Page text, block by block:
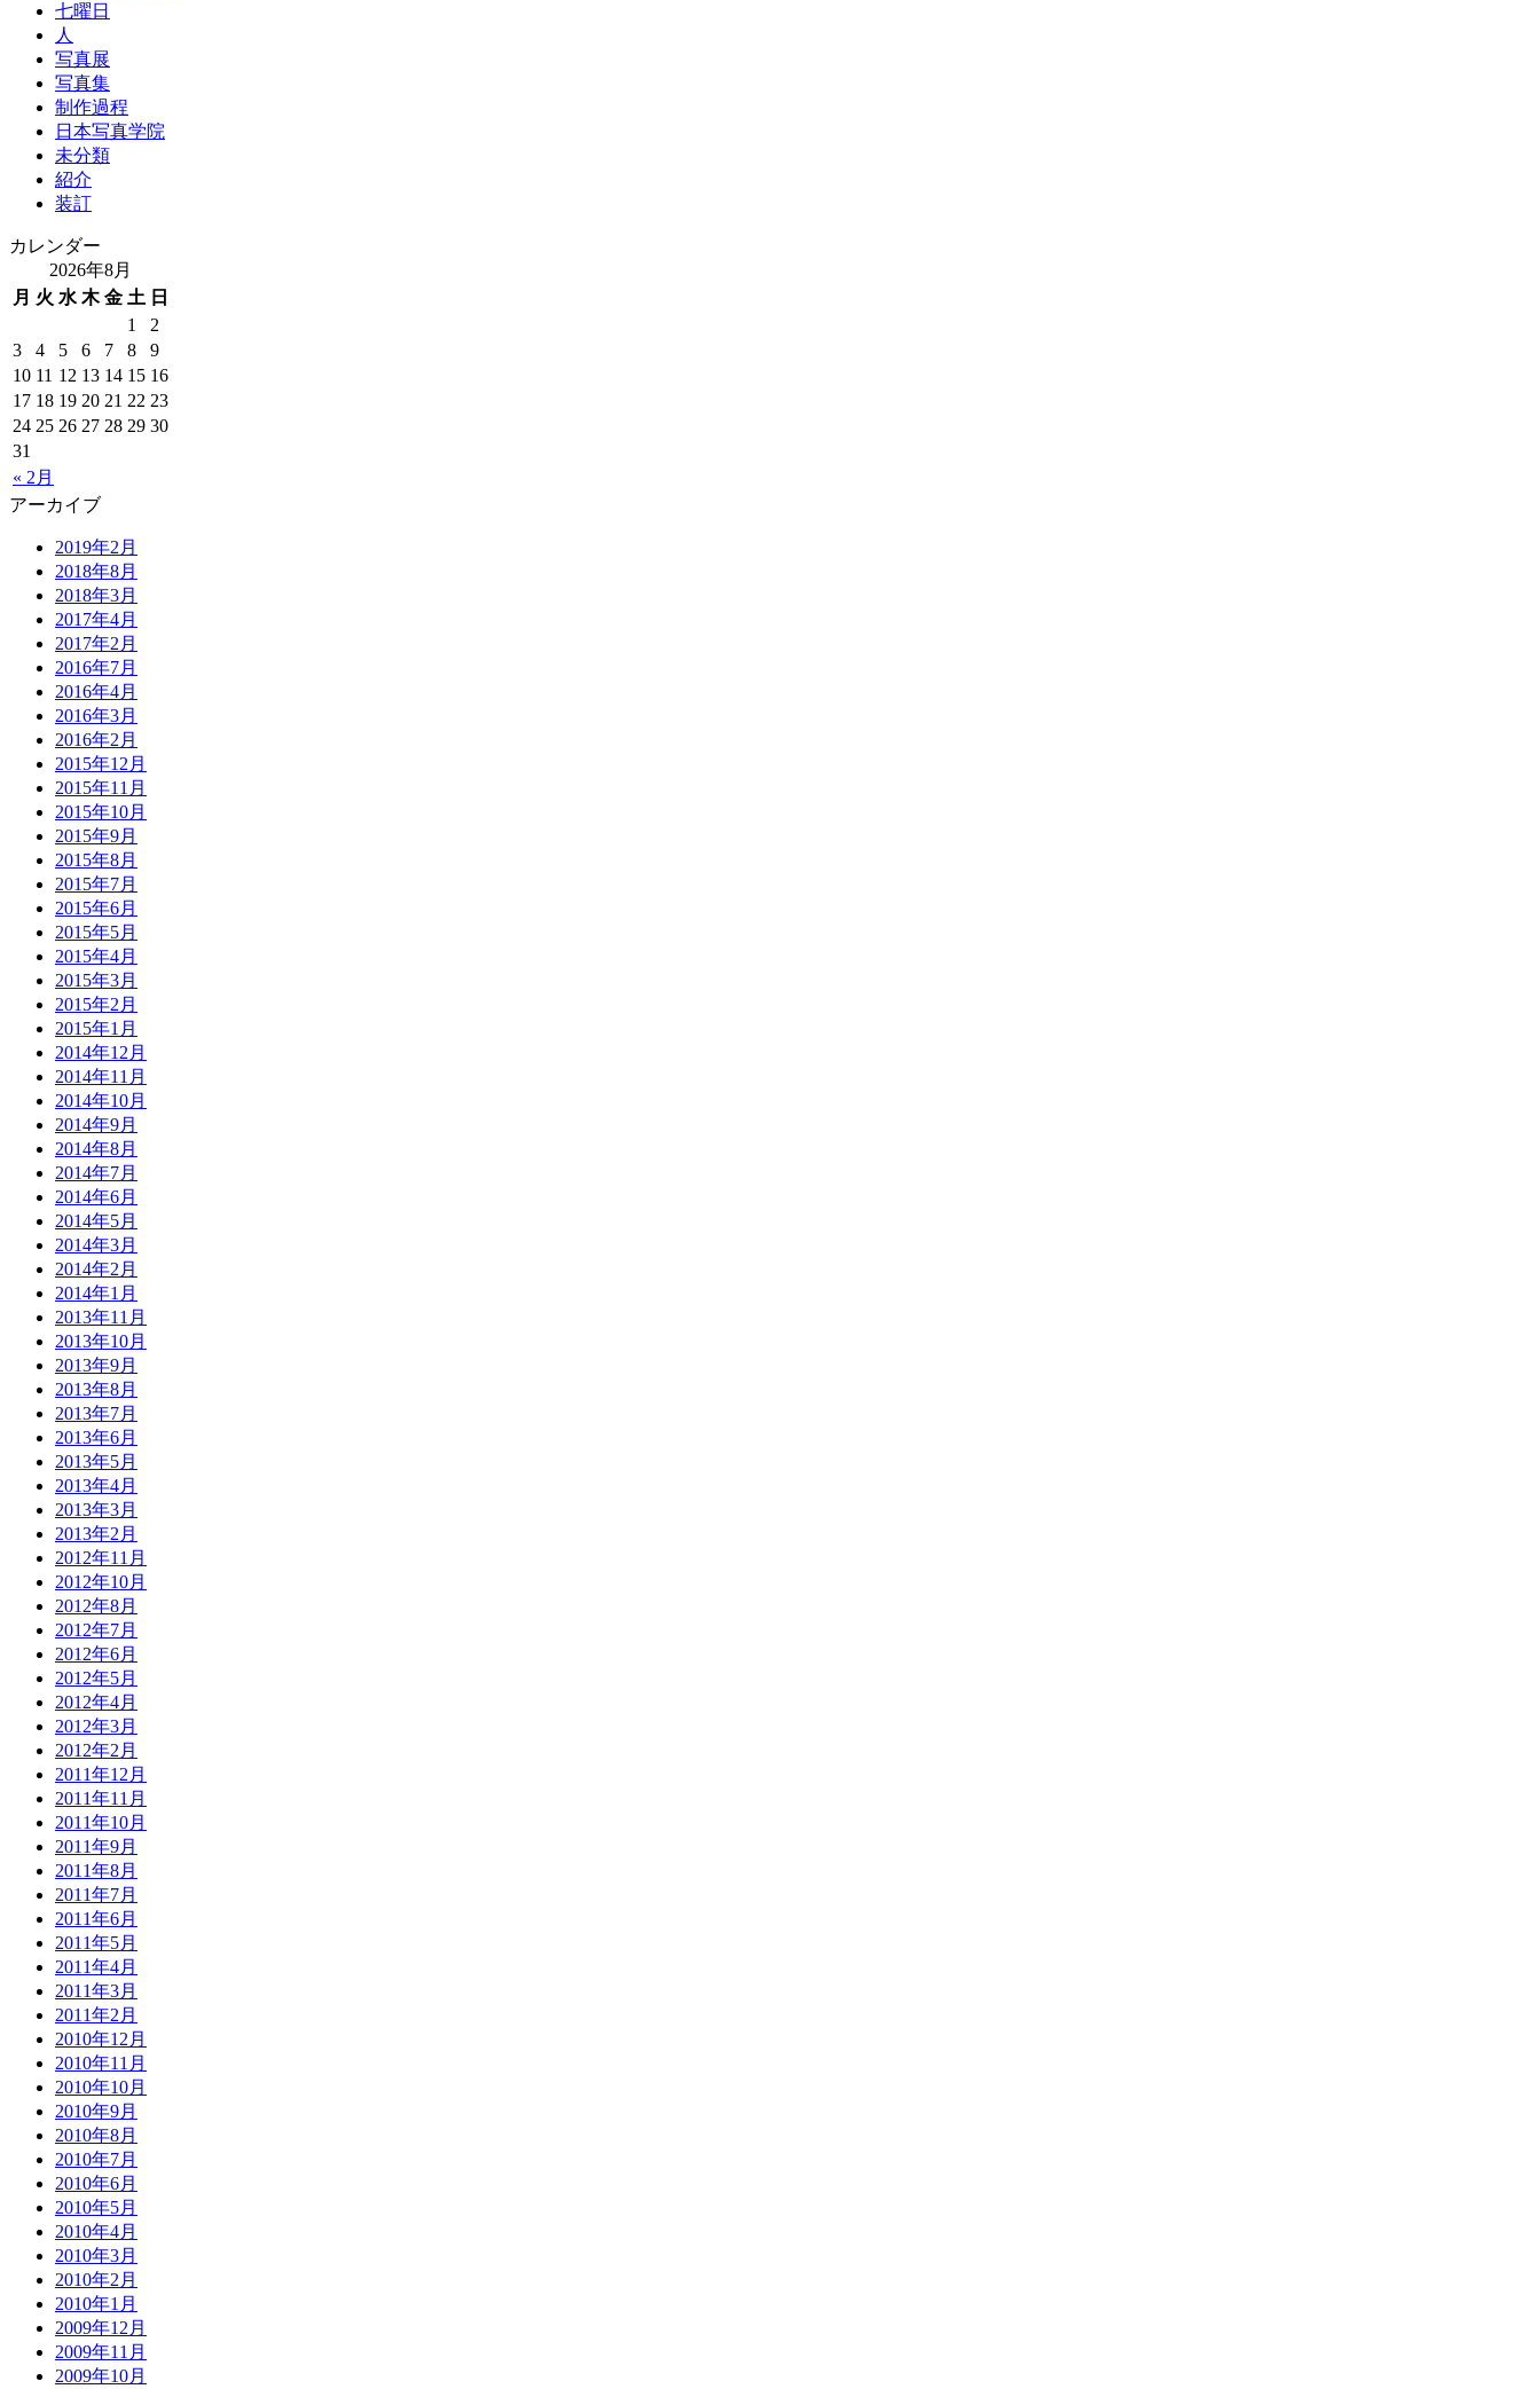
七曜日
人
写真展
写真集
制作過程
日本写真学院
未分類
紹介
装訂
カレンダー
2026年8月
月 火 水 木 金 土 日
« 2月
1
2
3
4 5 6 7 8
9
10 11 12 13 14 15 16
17 18 19 20 21 22 23
24 25 26 27 28 29 30
31
アーカイブ
2019年2月
2018年8月
2018年3月
2017年4月
2017年2月
2016年7月
2016年4月
2016年3月
2016年2月
2015年12月
2015年11月
2015年10月
2015年9月
2015年8月
2015年7月
2015年6月
2015年5月
2015年4月
2015年3月
2015年2月
2015年1月
2014年12月
2014年11月
2014年10月
2014年9月
2014年8月
2014年7月
2014年6月
2014年5月
2014年3月
2014年2月
2014年1月
2013年11月
2013年10月
2013年9月
2013年8月
2013年7月
2013年6月
2013年5月
2013年4月
2013年3月
2013年2月
2012年11月
2012年10月
2012年8月
2012年7月
2012年6月
2012年5月
2012年4月
2012年3月
2012年2月
2011年12月
2011年11月
2011年10月
2011年9月
2011年8月
2011年7月
2011年6月
2011年5月
2011年4月
2011年3月
2011年2月
2010年12月
2010年11月
2010年10月
2010年9月
2010年8月
2010年7月
2010年6月
2010年5月
2010年4月
2010年3月
2010年2月
2010年1月
2009年12月
2009年11月
2009年10月